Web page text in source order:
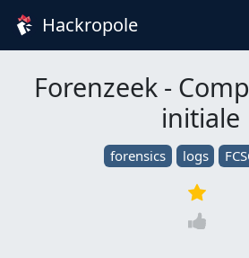
Hackropole
Forenzeek -
initiale
forensics logs